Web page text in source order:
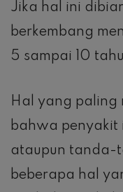
Jika hal ini
berkembang
5 sampai 10
Hal yang paling
bahwa penyakit
ataupun tanda-
beberapa hal